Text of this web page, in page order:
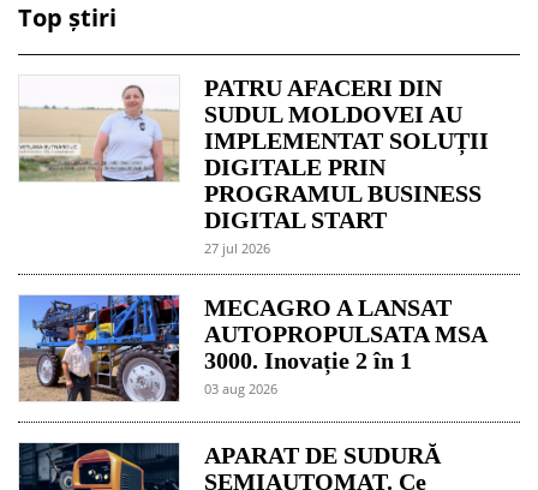
Top știri
PATRU AFACERI DIN
SUDUL MOLDOVEI AU
IMPLEMENTAT SOLUȚII
DIGITALE PRIN
PROGRAMUL BUSINESS
DIGITAL START
27 jul 2026
MECAGRO A LANSAT
AUTOPROPULSATA MSA
3000. Inovație 2 în 1
03 aug 2026
APARAT DE SUDURĂ
SEMIAUTOMAT. Ce